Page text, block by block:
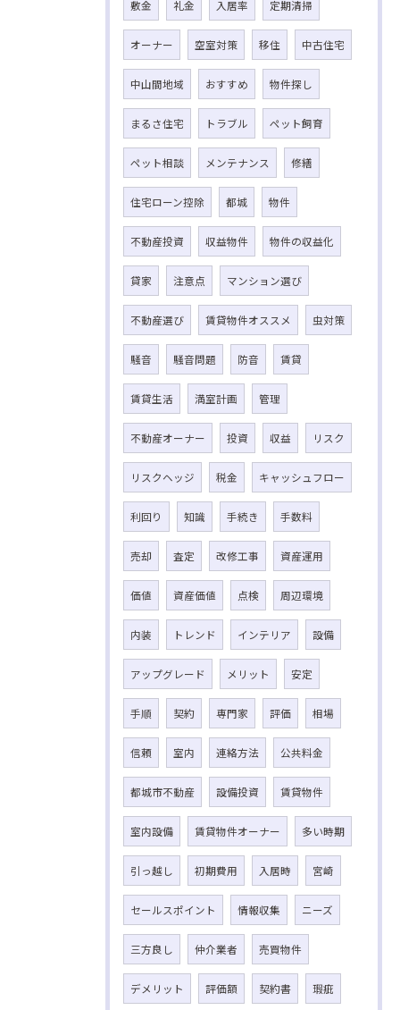
敷金 礼金 入居率 定期清掃
オーナー 空室対策 移住 中古住宅
中山間地域 おすすめ 物件探し
まるさ住宅 トラブル ペット飼育
ペット相談 メンテナンス 修繕
住宅ローン控除 都城 物件
不動産投資 収益物件 物件の収益化
貸家 注意点 マンション選び
不動産選び 賃貸物件オススメ 虫対策
騒音 騒音問題 防音 賃貸
賃貸生活 満室計画 管理
不動産オーナー 投資 収益 リスク
リスクヘッジ 税金 キャッシュフロー
利回り 知識 手続き 手数料
売却 査定 改修工事 資産運用
価値 資産価値 点検 周辺環境
内装 トレンド インテリア 設備
アップグレード メリット 安定
手順 契約 専門家 評価 相場
信頼 室内 連絡方法 公共料金
都城市不動産 設備投資 賃貸物件
室内設備 賃貸物件オーナー 多い時期
引っ越し 初期費用 入居時 宮崎
セールスポイント 情報収集 ニーズ
三方良し 仲介業者 売買物件
デメリット 評価額 契約書 瑕疵